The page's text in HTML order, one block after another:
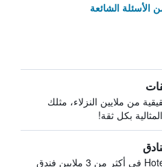
الشائعة
من ملايين النزلاء، مثلك
بكل ثقة!
يبحث HotelsCombined في أكثر من 3 ملايين فندق